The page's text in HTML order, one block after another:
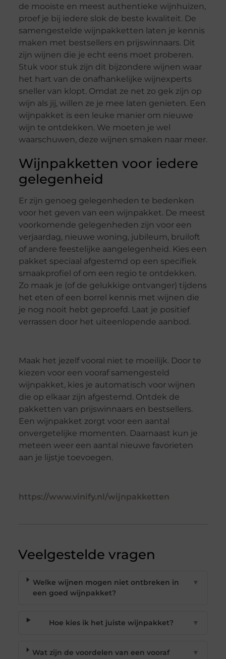
de mooiste en meest authentieke wijnhuizen,
proef je bij iedere slok de beste kwaliteit. De
samengestelde wijnpakketten laten je kennis
maken met bestsellers en prijswinnaars. Dit
zijn wijnen die je echt eens moet proberen.
Stuk voor stuk zijn dit bijzondere wijnen waar
het hart van de onafhankelijke wijnexperts
sneller van klopt. Omdat ze net zo gek zijn op
wijn als jij, willen ze je mee laten genieten. Een
wijnpakket is een leuke manier om nieuwe
wijn te ontdekken. We moeten je wel
waarschuwen, deze wijnen smaken naar meer.
Wijnpakketten voor iedere
gelegenheid
Er zijn genoeg gelegenheden te bedenken
voor het geven van een wijnpakket. De meest
voorkomende gelegenheden zijn voor een
verjaardag, nieuwe woning, jubileum, bruiloft
of andere feestelijke aangelegenheid. Kies een
pakket speciaal afgestemd op een specifiek
smaakprofiel of om een regio te ontdekken.
Zo maak je (of de gelukkige ontvanger) tijdens
het eten of een borrel kennis met wijnen die
je nog nooit hebt geproefd. Laat je positief
verrassen door het uiteenlopende aanbod.
Maak het jezelf vooral niet te moeilijk. Door te
kiezen voor een vooraf samengesteld
wijnpakket, kies je automatisch voor wijnen
die op elkaar zijn afgestemd. Ontdek de
pakketten van prijswinnaars en bestsellers.
Een wijnpakket zorgt voor een aantal
onvergetelijke momenten. Daarnaast kun je
meteen weer een aantal nieuwe favorieten
aan je lijstje toevoegen.
https://www.vinify.nl/wijnpakketten
Veelgestelde vragen
Welke wijnen mogen niet ontbreken in
een goed wijnpakket?
▼
Hoe kies ik het juiste wijnpakket? ▼
Wat zijn de voordelen van een vooraf
▼